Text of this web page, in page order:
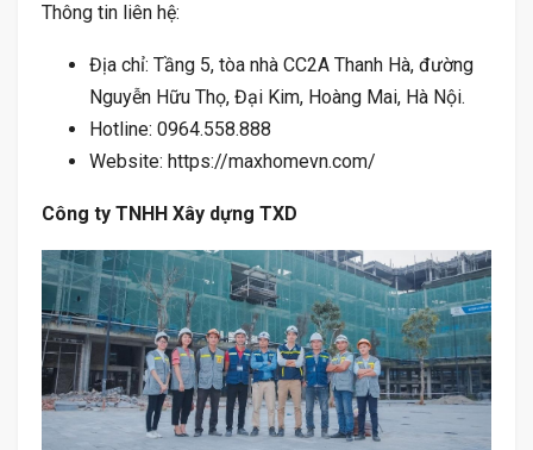
Thông tin liên hệ:
Địa chỉ: Tầng 5, tòa nhà CC2A Thanh Hà, đường
Nguyễn Hữu Thọ, Đại Kim, Hoàng Mai, Hà Nội.
Hotline: 0964.558.888
Website: https://maxhomevn.com/
Công ty TNHH Xây dựng TXD